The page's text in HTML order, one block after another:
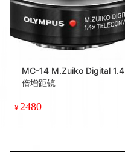
MC-14 M.Zuiko Digital 1.4
倍增距镜
¥ 2480